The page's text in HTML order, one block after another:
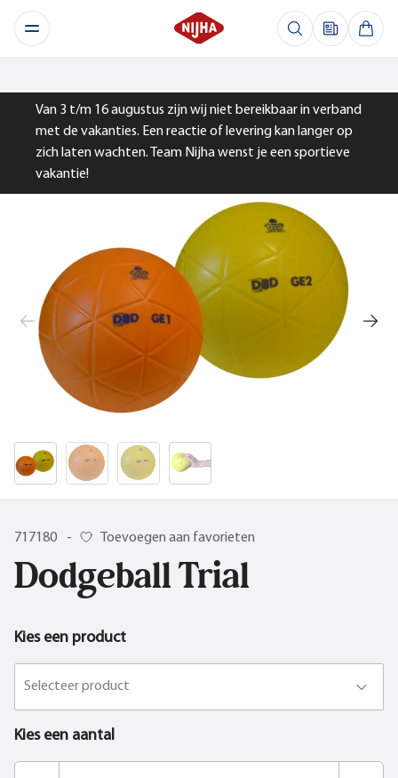
Van 3 t/m 16 augustus zijn wij niet bereikbaar in verband
met de vakanties. Een reactie of levering kan langer op
zich laten wachten. Team Nijha wenst je een sportieve
vakantie!
717180 - Toevoegen aan favorieten
Dodgeball Trial
Kies een product
Selecteer product
Kies een aantal